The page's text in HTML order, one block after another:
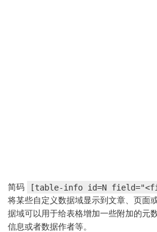
简码 [table-info id=N
将某些自定义数据域显示到文章、页面
据域可以用于给表格增加一些附加的元
信息或者数据作者等。